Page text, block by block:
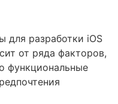
разработки iOS
от ряда факторов,
функциональные